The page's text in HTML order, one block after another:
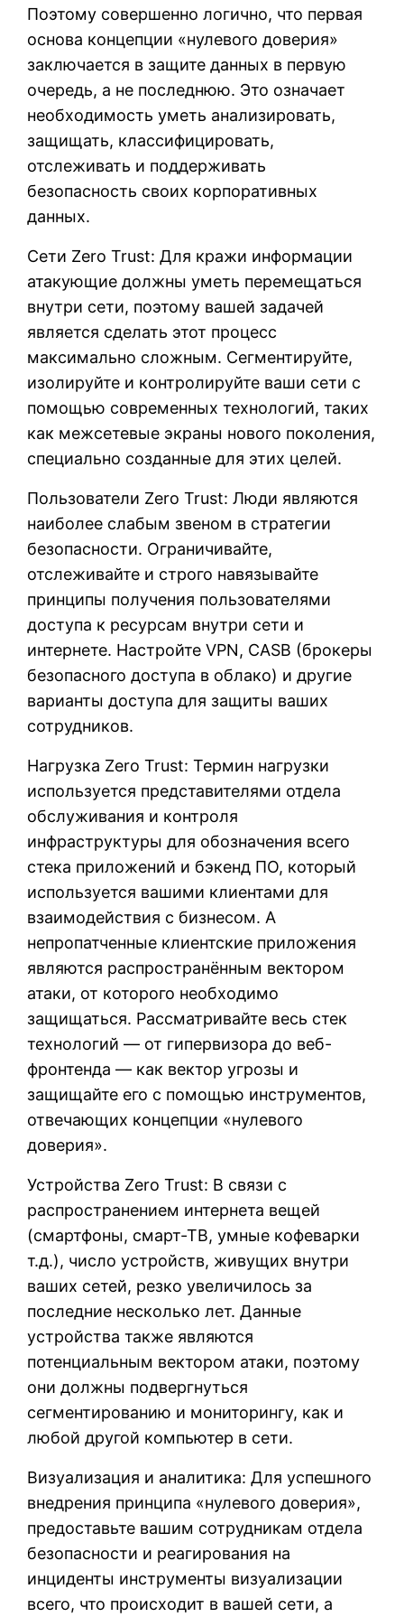
Поэтому совершенно логично, что первая
основа концепции «нулевого доверия»
заключается в защите данных в первую
очередь, а не последнюю. Это означает
необходимость уметь анализировать,
защищать, классифицировать,
отслеживать и поддерживать
безопасность своих корпоративных
данных.
Сети Zero Trust: Для кражи информации
атакующие должны уметь перемещаться
внутри сети, поэтому вашей задачей
является сделать этот процесс
максимально сложным. Сегментируйте,
изолируйте и контролируйте ваши сети с
помощью современных технологий, таких
как межсетевые экраны нового поколения,
специально созданные для этих целей.
Пользователи Zero Trust: Люди являются
наиболее слабым звеном в стратегии
безопасности. Ограничивайте,
отслеживайте и строго навязывайте
принципы получения пользователями
доступа к ресурсам внутри сети и
интернете. Настройте VPN, CASB (брокеры
безопасного доступа в облако) и другие
варианты доступа для защиты ваших
сотрудников.
Нагрузка Zero Trust: Термин нагрузки
используется представителями отдела
обслуживания и контроля
инфраструктуры для обозначения всего
стека приложений и бэкенд ПО, который
используется вашими клиентами для
взаимодействия с бизнесом. А
непропатченные клиентские приложения
являются распространённым вектором
атаки, от которого необходимо
защищаться. Рассматривайте весь стек
технологий — от гипервизора до веб-
фронтенда — как вектор угрозы и
защищайте его с помощью инструментов,
отвечающих концепции «нулевого
доверия».
Устройства Zero Trust: В связи с
распространением интернета вещей
(смартфоны, смарт-ТВ, умные кофеварки
т.д.), число устройств, живущих внутри
ваших сетей, резко увеличилось за
последние несколько лет. Данные
устройства также являются
потенциальным вектором атаки, поэтому
они должны подвергнуться
сегментированию и мониторингу, как и
любой другой компьютер в сети.
Визуализация и аналитика: Для успешного
внедрения принципа «нулевого доверия»,
предоставьте вашим сотрудникам отдела
безопасности и реагирования на
инциденты инструменты визуализации
всего, что происходит в вашей сети, а